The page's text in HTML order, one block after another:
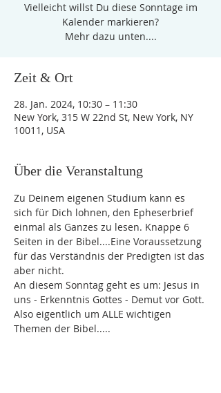
Vielleicht willst Du diese Sonntage im
Kalender markieren?
Zeit & Ort
28. Jan. 2024, 10:30 – 11:30
New York, 315 W 22nd St, New York, NY
10011, USA
Über die Veranstaltung
Zu Deinem eigenen Studium kann es
sich für Dich lohnen, den Epheserbrief
einmal als Ganzes zu lesen. Knappe 6
Seiten in der Bibel....Eine Voraussetzung
für das Verständnis der Predigten ist das
aber nicht.
An diesem Sonntag geht es um: Jesus in
uns - Erkenntnis Gottes - Demut vor Gott.
Also eigentlich um ALLE wichtigen
Themen der Bibel.....